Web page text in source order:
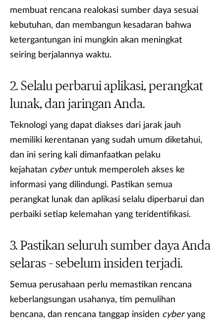
membuat rencana realokasi sumber daya sesuai
kebutuhan, dan membangun kesadaran bahwa
ketergantungan ini mungkin akan meningkat
seiring berjalannya waktu.
Selalu perbarui aplikasi, perangkat
lunak, dan jaringan Anda.
Teknologi yang dapat diakses dari jarak jauh
memiliki kerentanan yang sudah umum diketahui,
dan ini sering kali dimanfaatkan pelaku
kejahatan cyberuntuk memperoleh akses ke
informasi yang dilindungi. Pastikan semua
perangkat lunak dan aplikasi selalu diperbarui dan
perbaiki setiap kelemahan yang teridentifikasi.
Pastikan seluruh sumber daya Anda
selaras – sebelum insiden terjadi.
Semua perusahaan perlu memastikan rencana
keberlangsungan usahanya, tim pemulihan
bencana, dan rencana tanggap insiden cyberyang